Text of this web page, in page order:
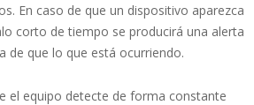
En caso de que un dispositivo aparezca
corto de tiempo se producirá una alerta
de que lo que está ocurriendo.
el equipo detecte de forma constante